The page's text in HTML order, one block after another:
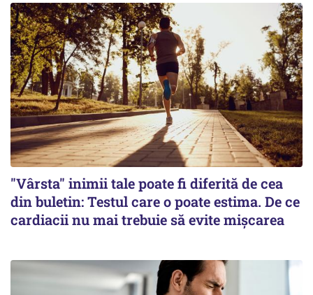
"Vârsta" inimii tale poate fi diferită de cea
din buletin: Testul care o poate estima. De ce
cardiacii nu mai trebuie să evite mișcarea